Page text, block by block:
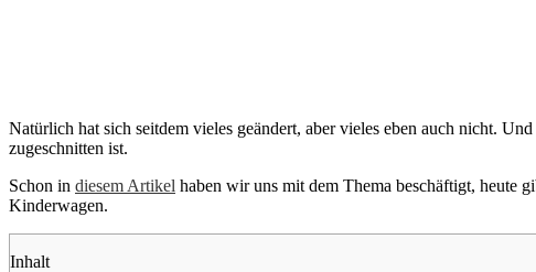
Natürlich hat sich seitdem vieles geändert, aber vieles eben auch nicht.
zugeschnitten ist.
Schon in diesem Artikel haben wir uns mit dem Thema beschäftigt, heute
Kinderwagen.
Inhalt